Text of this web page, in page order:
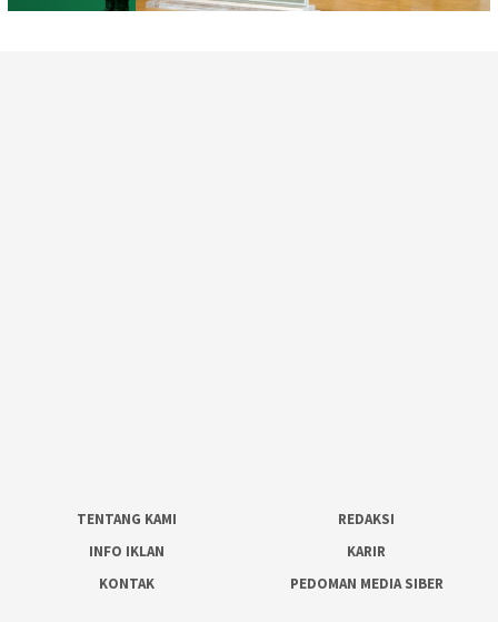
TENTANG KAMI
REDAKSI
INFO IKLAN
KARIR
KONTAK
PEDOMAN MEDIA SIBER